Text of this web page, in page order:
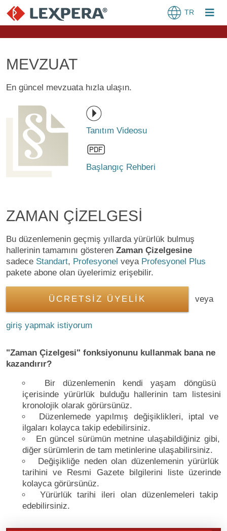
TR
MEVZUAT
En güncel mevzuata hızla ulaşın.
Tanıtım Videosu
Başlangıç Rehberi
ZAMAN ÇİZELGESİ
Bu düzenlemenin geçmiş yıllarda yürürlük bulmuş
hallerinin tamamını gösteren Zaman Çizelgesine
sadece Standart, Profesyonel veya Profesyonel Plus
pakete abone olan üyelerimiz erişebilir.
ÜCRETSİZ ÜYELİK veya
giriş yapmak istiyorum
"Zaman Çizelgesi" fonksiyonunu kullanmak bana ne
kazandırır?
Bir düzenlemenin kendi yaşam döngüsü
içerisinde yürürlük bulduğu hallerinin tam listesini
kronolojik olarak görürsünüz.
Düzenlemede yapılmış değişiklikleri, iptal ve
ilgaları kolayca takip edebilirsiniz.
En güncel sürümün metnine ulaşabildiğiniz gibi,
diğer sürümlerin de tam metinlerine ulaşabilirsiniz.
Değişikliğe neden olan düzenlemenin yürürlük
tarihini ve Resmi Gazete bilgilerini liste üzerinde
kolayca görürsünüz.
Yürürlük tarihi ileri olan düzenlemeleri takip
edebilirsiniz.